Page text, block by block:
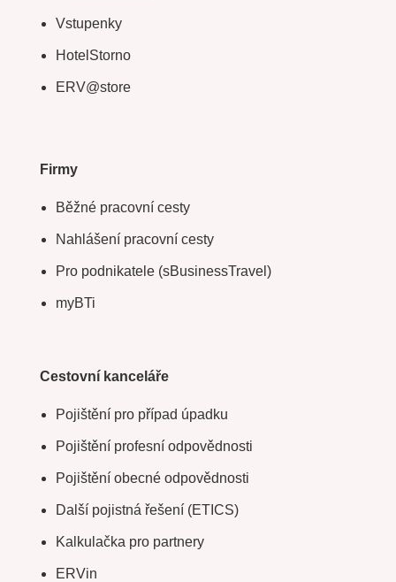
Vstupenky
HotelStorno
ERV@store
Firmy
Běžné pracovní cesty
Nahlášení pracovní cesty
Pro podnikatele (sBusinessTravel)
myBTi
Cestovní kanceláře
Pojištění pro případ úpadku
Pojištění profesní odpovědnosti
Pojištění obecné odpovědnosti
Další pojistná řešení (ETICS)
Kalkulačka pro partnery
ERVin